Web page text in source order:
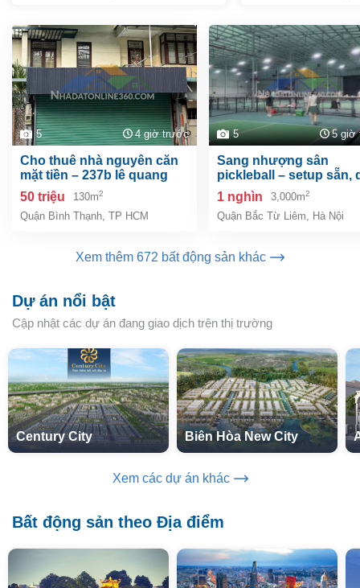
5 4 giờ trước
cho thuê nhà nguyên căn
mặt tiền – 237b lê quang
định, phường gia định
50 triệu 130m2
Quận Bình Thạnh, TP HCM
5 5 giờ
sang nhượng sân
pickleball – setup sẵn,
mô: 11 sân chỉ việc vận
hành! anh chị quan
liên hệ ạ!
1 nghìn 3,000m2
Quận Bắc Từ Liêm, Hà Nội
Xem thêm 672 bất động sản khác
Dự án nổi bật
Cập nhật các dự án đang giao dịch trên thị trường
Century City Biên Hòa New City
Xem các dự án khác
Bất động sản theo Địa điểm